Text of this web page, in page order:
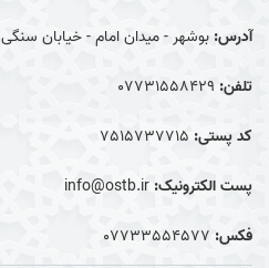
آدرس: بوشهر - میدان امام - خیابان سنگی
تلفن: 07731558429
کد پستی: 7515737715
پست الکترونیک: info@ostb.ir
فکس: 07733554577